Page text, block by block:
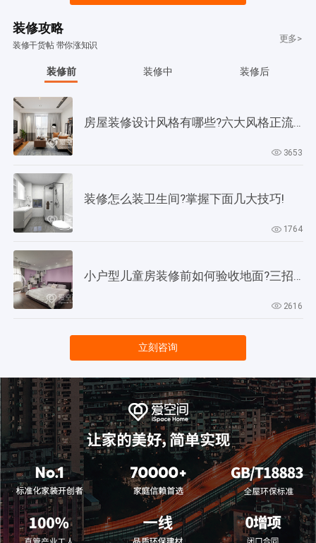
装修攻略
装修干货帖 带你涨知识
更多>
装修前 装修中 装修后
房屋装修设计风格有哪些?六大风格正流行!
3653
装修怎么装卫生间?掌握下面几大技巧!
1764
2616
立刻咨询